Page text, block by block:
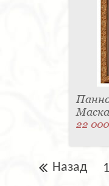
Маска
22
Назад 1